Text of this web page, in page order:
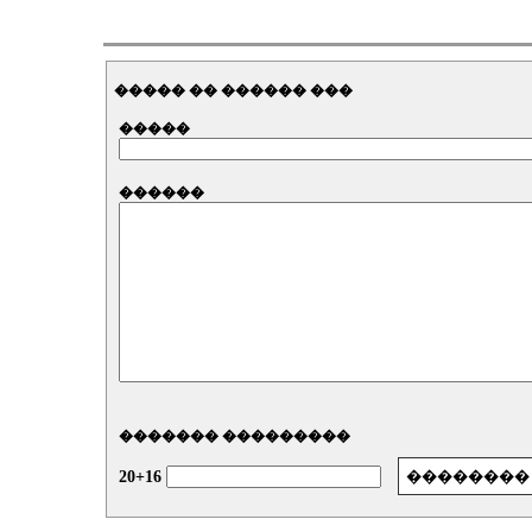
����� �� ������ ���
�����
������
������� ���������
20+16